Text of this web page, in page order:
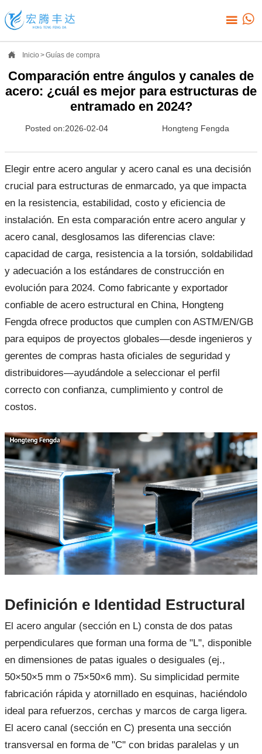
 
 Inicio >Guías de compra
Comparación entre ángulos y canales de
acero: ¿cuál es mejor para estructuras de
entramado en 2024?
Posted on:2026-02-04 Hongteng Fengda
Elegir entre acero angular y acero canal es una decisión
crucial para estructuras de enmarcado, ya que impacta
en la resistencia, estabilidad, costo y eficiencia de
instalación. En esta comparación entre acero angular y
acero canal, desglosamos las diferencias clave:
capacidad de carga, resistencia a la torsión, soldabilidad
y adecuación a los estándares de construcción en
evolución para 2024. Como fabricante y exportador
confiable de acero estructural en China, Hongteng
Fengda ofrece productos que cumplen con ASTM/EN/GB
para equipos de proyectos globales—desde ingenieros y
gerentes de compras hasta oficiales de seguridad y
distribuidores—ayudándole a seleccionar el perfil
correcto con confianza, cumplimiento y control de
costos.
Definición e Identidad Estructural
El acero angular (sección en L) consta de dos patas
perpendiculares que forman una forma de "L", disponible
en dimensiones de patas iguales o desiguales (ej.,
50×50×5 mm o 75×50×6 mm). Su simplicidad permite
fabricación rápida y atornillado en esquinas, haciéndolo
ideal para refuerzos, cerchas y marcos de carga ligera.
El acero canal (sección en C) presenta una sección
transversal en forma de "C" con bridas paralelas y un